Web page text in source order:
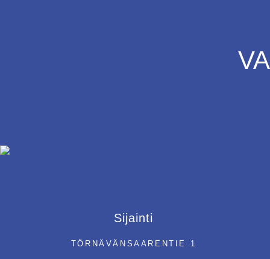
Sijainti
TÖRNÄVÄNSAARENTIE 1